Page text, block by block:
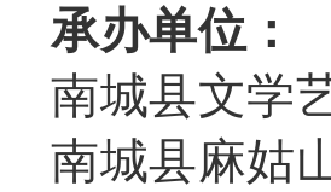
承办单位：
南城县文学
南城县麻姑